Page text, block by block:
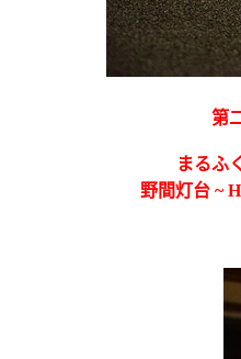
第
まるふ
野間灯台 ~